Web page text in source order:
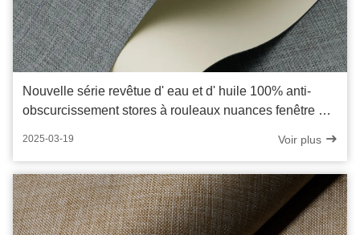
Nouvelle série revêtue d' eau et d' huile 100% anti-
obscurcissement stores à rouleaux nuances fenêtre en
2025-03-19 Voir plus